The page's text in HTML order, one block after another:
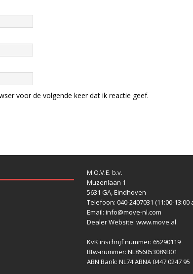
voor de volgende keer dat ik reactie geef.
M.O.V.E. b.v.
Muzenlaan 1
5631 GA, Eindhoven
Telefoon: 040-2407031 (11:00-13:00
Email: info@move-nl.com
Dealer Website: www.move.al
KvK inschrijf nummer: 65290119
Btw-nummer: NL856053089B01
ABN Bank: NL74 ABNA 0447 0247 95